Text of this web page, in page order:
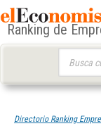
Ranking de
Directorio Ranking